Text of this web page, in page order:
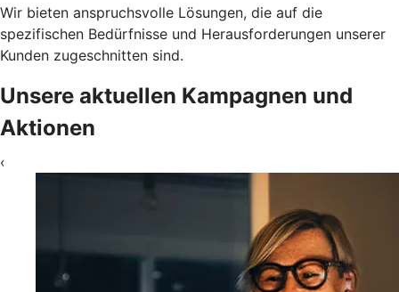
Wir bieten anspruchsvolle Lösungen, die auf die
spezifischen Bedürfnisse und Herausforderungen unserer
Kunden zugeschnitten sind.
Unsere aktuellen Kampagnen und
Aktionen
‹